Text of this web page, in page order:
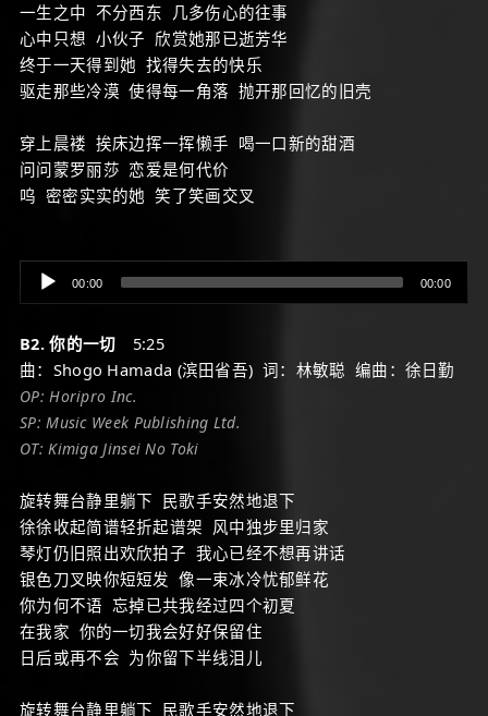
一生之中 不分西东 几多伤心的往事
心中只想 小伙子 欣赏她那已逝芳华
终于一天得到她 找得失去的快乐
驱走那些冷漠 使得每一角落 抛开那回忆的旧壳
穿上晨褛 挨床边挥一挥懒手 喝一口新的甜酒
问问蒙罗丽莎 恋爱是何代价
呜 密密实实的她 笑了笑画交叉
Audio
Player
00:00 00:00
B2. 你的一切 5:25
曲：Shogo Hamada (滨田省吾) 词：林敏聪 编曲：徐日勤
OP: Horipro Inc.
SP: Music Week Publishing Ltd.
OT: Kimiga Jinsei No Toki
旋转舞台静里躺下 民歌手安然地退下
徐徐收起简谱轻折起谱架 风中独步里归家
琴灯仍旧照出欢欣拍子 我心已经不想再讲话
银色刀叉映你短短发 像一束冰冷忧郁鲜花
你为何不语 忘掉已共我经过四个初夏
在我家 你的一切我会好好保留住
日后或再不会 为你留下半线泪儿
旋转舞台静里躺下 民歌手安然地退下